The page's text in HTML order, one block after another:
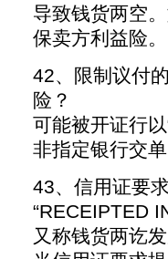
导致钱货两空
保卖方利益险。
42、限制议付
险？
可能被开证行
非指定银行交
43、信用证要
“RECEIPTED
又称钱货两讫